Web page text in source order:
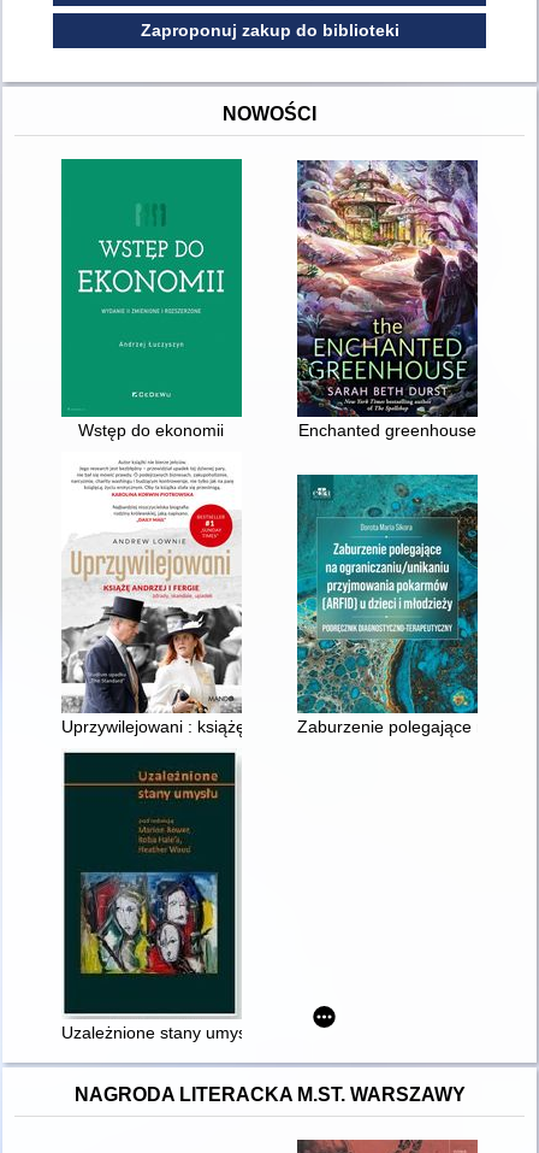
Zaproponuj zakup do biblioteki
NOWOŚCI
Wstęp do ekonomii Enchanted greenhouse
Uprzywilejowani : książę Andrzej i Fergie : zdrady, skandale,
Zaburzenie polegające na
Uzależnione stany umysłu
NAGRODA LITERACKA M.ST. WARSZAWY